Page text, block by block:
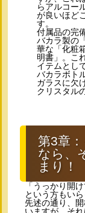
らアルコー
が良いほど
す。
付属品の完
バカラ製の
華な「化粧
明書」。こ
イテムとし
バカラボト
ガラスに欠
クリスタル
第3章
なら、
まり！
「うっかり開
という方もいら
先述の通り、